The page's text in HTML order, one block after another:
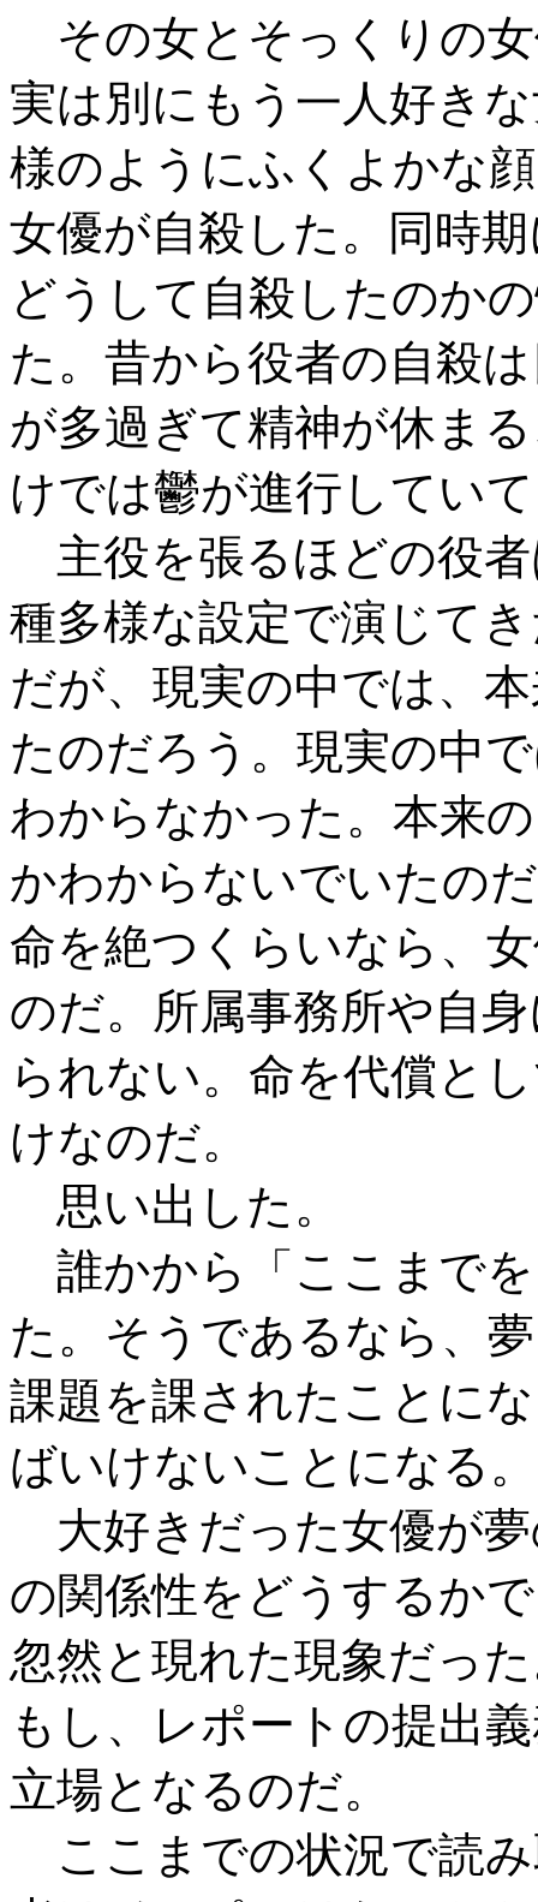
その女とそっくりの
実は別にもう一人好き
様のようにふくよかな
女優が自殺した。同時
どうして自殺したのか
た。昔から役者の自殺
が多過ぎて精神が休ま
けでは鬱が進行してい
主役を張るほどの役
種多様な設定で演じて
だが、現実の中では、
たのだろう。現実の中
わからなかった。本来
かわからないでいたの
命を絶つくらいなら、
のだ。所属事務所や自
られない。命を代償と
けなのだ。
思い出した。
誰かから「ここまで
た。そうであるなら、
課題を課されたことに
ばいけないことになる。
大好きだった女優が
の関係性をどうするか
忽然と現れた現象だっ
もし、レポートの提出
立場となるのだ。
ここまでの状況で読